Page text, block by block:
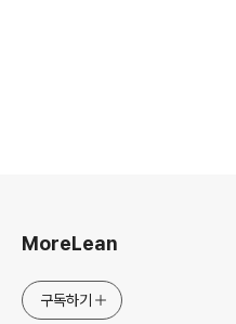
MoreLean
구독하기